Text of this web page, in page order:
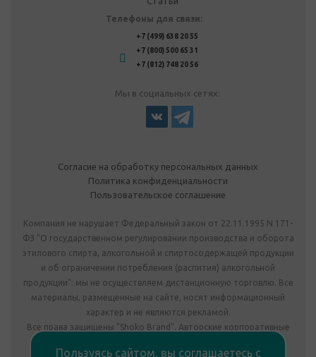
Телефоны для связи:
+7 (499) 638 20 55
+7 (800) 500 65 31
+7 (812) 748 20 56
Мы в социальных сетях:
Согласие на обработку персональных данных
Политика конфиденциальности
Пользовательское соглашение
Компания не нарушает Федеральный закон от 22.11.1995 N 171-
ФЗ "О государственном регулировании производства и оборота
этилового спирта, алкогольной и спиртосодержащей продукции
и об ограничении потребления (распития) алкогольной
продукции": мы не осуществляем дистанционную торговлю. Все
материалы, размещенные на сайте, носят информационный
характер и не являются рекламой.
Все права защищены "Shoko Brand". Авторские корпоративные
Пользуясь сайтом, вы соглашаетесь с